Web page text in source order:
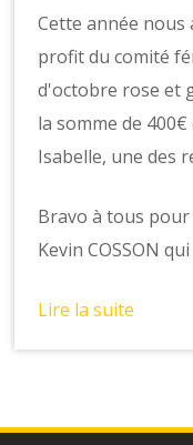
Cette année
profit du comité
d'octobre rose et
la somme de
Isabelle, une des
Bravo à tous
Kevin COSSON
Lire la suite